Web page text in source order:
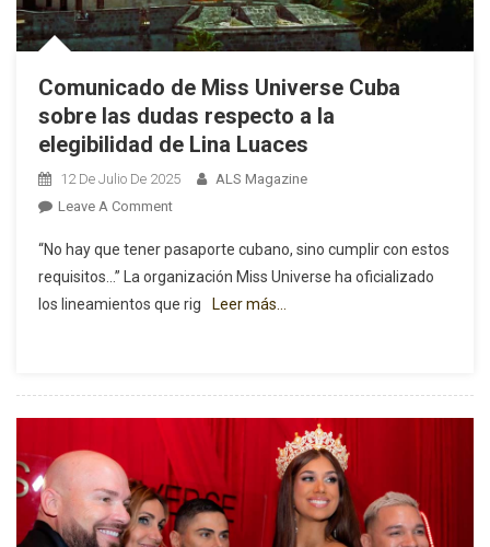
Comunicado de Miss Universe Cuba
sobre las dudas respecto a la
elegibilidad de Lina Luaces
12 De Julio De 2025
ALS Magazine
Leave A CommentOn
De
Miss
Universe
La
Elegibilidad
De
“No hay que tener pasaporte cubano, sino cumplir con estos
requisitos…” La organización Miss Universe ha oficializado
los lineamientos que rig
Leer más…